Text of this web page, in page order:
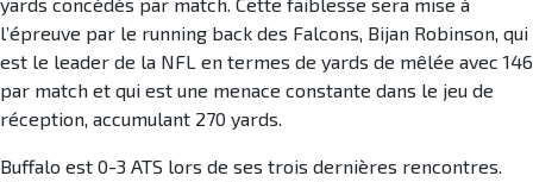
l’épreuve par le running back des Falcons, Bijan Robinson, qui
est le leader de la NFL en termes de yards de mêlée avec 146
par match et qui est une menace constante dans le jeu de
réception, accumulant 270 yards.
Buffalo est 0-3 ATS lors de ses trois dernières rencontres.